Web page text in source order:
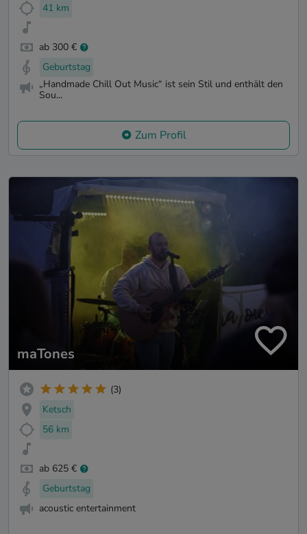
41 km
ab 300 €
Geburtstag
„Handmade Chill Out Music“ ist sein Stil und enthält den
Sou...
Zum Profil
maTones
(3)
Ketsch
56 km
ab 625 €
Geburtstag
acoustic entertainment